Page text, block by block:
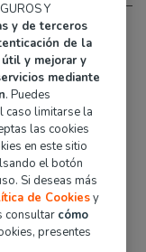
Y
y de terceros
de la
y mejorar y
mediante
. Puedes
caso limitarse la
las cookies
en este sitio
el botón
Si deseas más
de Cookiesy
consultar cómo
presentes